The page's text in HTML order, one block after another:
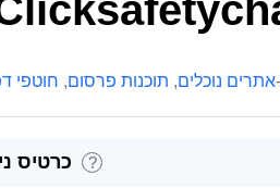
אתרים נוכלים, תוכנות פרסום, חוטפי
כרטיס ?